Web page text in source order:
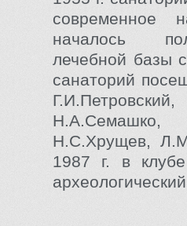
современное
началось
лечебной базы
санаторий
Н.А.Семашко,
Н.С.Хрущев,
1987 г. в